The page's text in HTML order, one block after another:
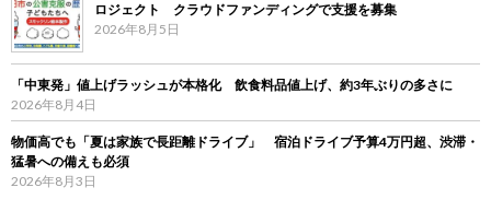
ロジェクト クラウドファンディングで支援を募集
2026年8月5日
「中東発」値上げラッシュが本格化 飲食料品値上げ、約3年ぶりの多さに
2026年8月4日
物価高でも「夏は家族で長距離ドライブ」 宿泊ドライブ予算4万円超、渋滞・
猛暑への備えも必須
2026年8月3日